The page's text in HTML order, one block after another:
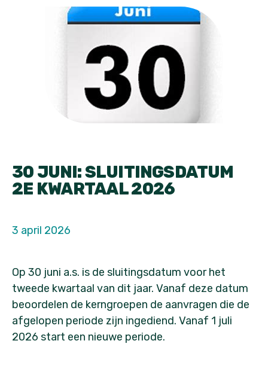
30 JUNI: SLUITINGSDATUM
2E KWARTAAL 2026
3 april 2026
Op 30 juni a.s. is de sluitingsdatum voor het
tweede kwartaal van dit jaar. Vanaf deze datum
beoordelen de kerngroepen de aanvragen die de
afgelopen periode zijn ingediend. Vanaf 1 juli
2026 start een nieuwe periode.